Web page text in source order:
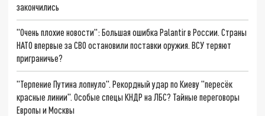
закончились
"Очень плохие новости": Большая ошибка Palantir в России. Страны
НАТО впервые за СВО остановили поставки оружия. ВСУ теряют
приграничье?
"Терпение Путина лопнуло". Рекордный удар по Киеву "пересёк
красные линии". Особые спецы КНДР на ЛБС? Тайные переговоры
Европы и Москвы